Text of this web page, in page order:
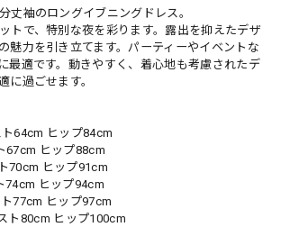
丈袖のロングイブニングドレス。
トで、特別な夜を彩ります。露出を抑えたデザ
魅力を引き立てます。パーティーやイベントな
最適です。動きやすく、着心地も考慮されたデ
に過ごせます。
64cm ヒップ84cm
67cm ヒップ88cm
70cm ヒップ91cm
74cm ヒップ94cm
77cm ヒップ97cm
ト80cm ヒップ100cm